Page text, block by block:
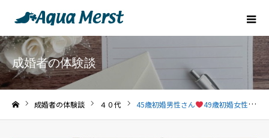
成婚者の体験談
成婚者の体験談 ４０代 45歳初婚男性さん 49歳初婚女性さん